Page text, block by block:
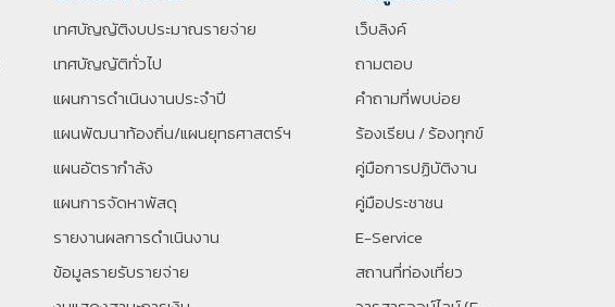
เทศบัญญัติงบประมาณรายจ่าย
เทศบัญญัติทั่วไป
แผนการดำเนินงานประจำปี
แผนพัฒนาท้องถิ่น/แผนยุทธศาสตร์ฯ
แผนอัตรากำลัง
แผนการจัดหาพัสดุ
รายงานผลการดำเนินงาน
ข้อมูลรายรับรายจ่าย
เว็บลิงค์
ถามตอบ
คำถามที่พบบ่อย
ร้องเรียน / ร้องทุกข์
คู่มือการปฏิบัติงาน
คู่มือประชาชน
E-Service
สถานที่ท่องเที่ยว